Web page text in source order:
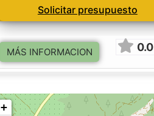
Solicitar presupuesto
MÁS INFORMACION 0.0
+